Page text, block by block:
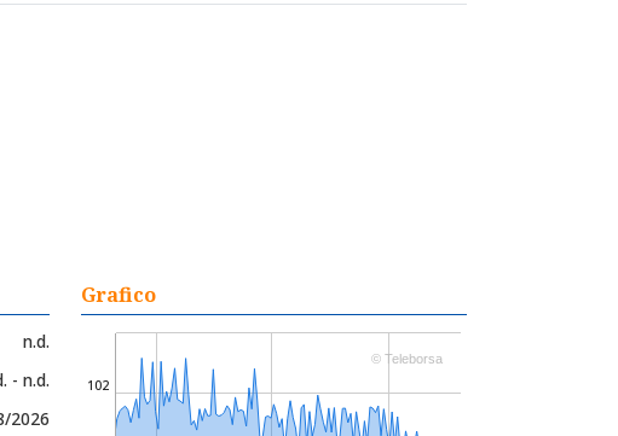
n.d.
- n.d.
2026
Grafico
102
© Teleborsa